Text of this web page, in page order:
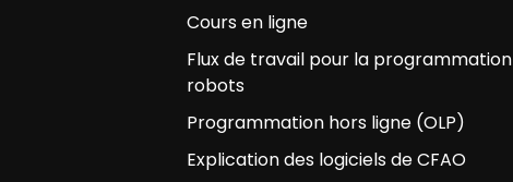
Cours en ligne
Flux de travail pour la
robots
Programmation hors ligne (OLP)
Explication des logiciels de CFAO